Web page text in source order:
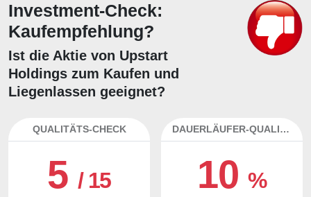
Investment-Check:
Kaufempfehlung?
Ist die Aktie von Upstart
Holdings zum Kaufen und
Liegenlassen geeignet?
QUALITÄTS-CHECK
5/ 15
DAUERLÄUFER-QUALITÄTEN
10%